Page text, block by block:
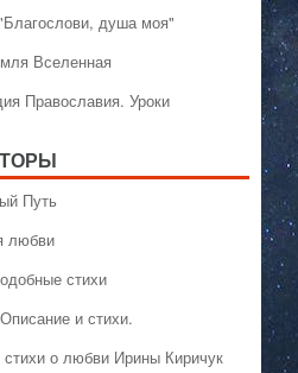
душа моя"
Вселенная
Православия. Уроки
Путь
любви
стихи
и стихи.
стихи о любви Ирины Киричук